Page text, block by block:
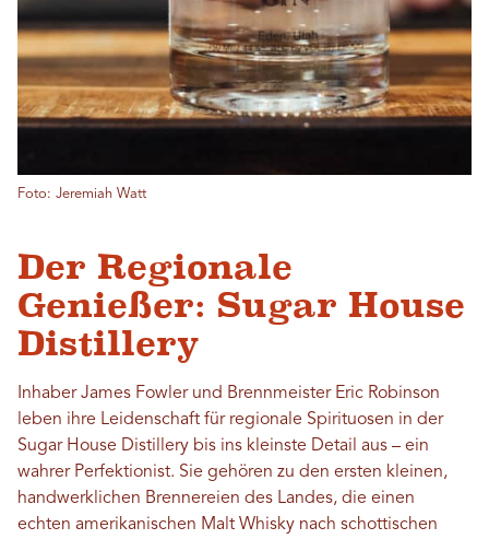
Foto: Jeremiah Watt
Der Regionale
Genießer: Sugar House
Distillery
Inhaber James Fowler und Brennmeister Eric Robinson
leben ihre Leidenschaft für regionale Spirituosen in der
Sugar House Distillery bis ins kleinste Detail aus – ein
wahrer Perfektionist. Sie gehören zu den ersten kleinen,
handwerklichen Brennereien des Landes, die einen
echten amerikanischen Malt Whisky nach schottischen